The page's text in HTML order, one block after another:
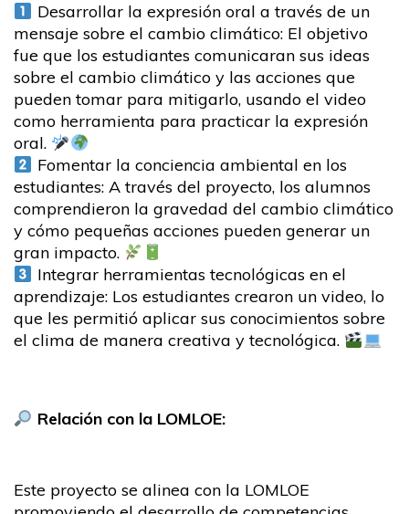
Desarrollar la expresión oral a través de un
mensaje sobre el cambio climático: El objetivo
fue que los estudiantes comunicaran sus ideas
sobre el cambio climático y las acciones que
pueden tomar para mitigarlo, usando el video
como herramienta para practicar la expresión
oral.
Fomentar la conciencia ambiental en los
estudiantes: A través del proyecto, los alumnos
comprendieron la gravedad del cambio climático
y cómo pequeñas acciones pueden generar un
gran impacto.
Integrar herramientas tecnológicas en el
aprendizaje: Los estudiantes crearon un video, lo
que les permitió aplicar sus conocimientos sobre
el clima de manera creativa y tecnológica.
Relación con la LOMLOE:
Este proyecto se alinea con la LOMLOE